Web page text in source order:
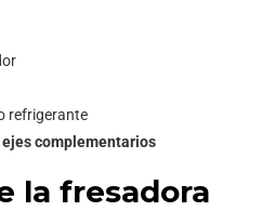
refrigerante
ejes complementarios
la fresadora